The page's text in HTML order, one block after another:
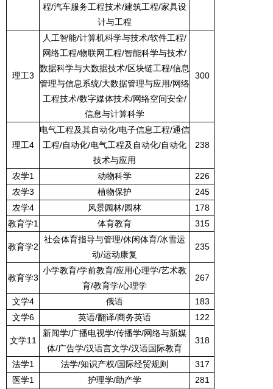
程/汽车服务工程技术/建筑工程/家具设
计与工程
理工3
人工智能/计算机科学与技术/软件工程/
网络工程/物联网工程/智能科学与技术/
数据科学与大数据技术/区块链工程/信息
管理与信息系统/大数据管理与应用/网络
工程技术/数字媒体技术/网络空间安全/
信息与计算科学
300
理工4
电气工程及其自动化/电子信息工程/通信
工程/自动化/电气工程及自动化/自动化
技术与应用
238
农学1 动物科学
226
农学3 植物保护
245
农学4 风景园林/园林
178
教育学1 体育教育 315
教育学2
社会体育指导与管理/休闲体育/冰雪运
动/运动康复
235
教育学3
小学教育/学前教育/应用心理学/艺术教
育/教育学/心理学
267
文学4 俄语
183
文学6 英语/翻译/商务英语 122
文学11
新闻学/广播电视学/传播学/网络与新媒
体/广告学/汉语言文学/汉语国际教育
318
法学1 法学/知识产权/国际经贸规则
317
医学1 护理学/助产学 281